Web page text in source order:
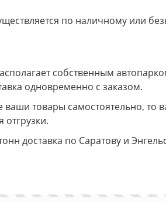
по наличному или
собственным
одновременно с заказом.
ваши товары самостоятельно,
отгрузки.
доставка по Саратову и